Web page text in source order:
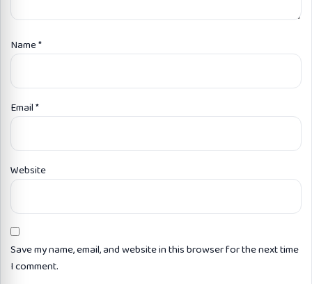
Name*
Email*
Website
Save my name, email, and website in this browser for the next time
I comment.